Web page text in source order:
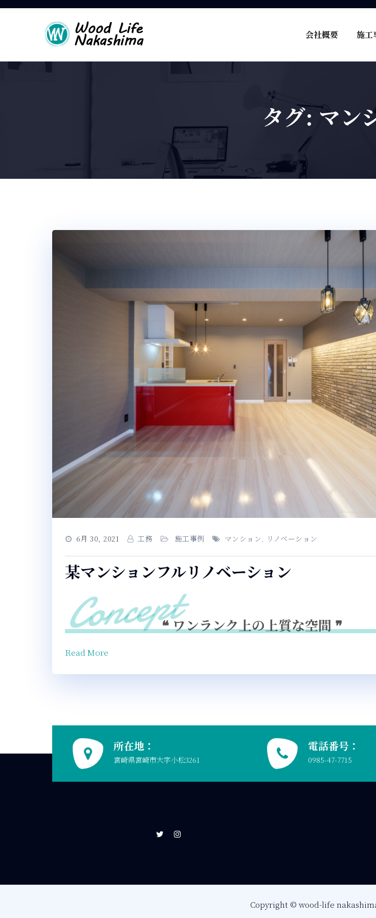
会社概要 施工
タグ:マン
6月 30, 2021 工務 施工事例 マンション, リノベーション
某マンションフルリノベーション
❝ ワンランク上の上質な空間 ❞
Read More
所在地：
宮崎県宮崎市大字小松3261
電話番号：
0985-47-7715
Copyright © wood-life